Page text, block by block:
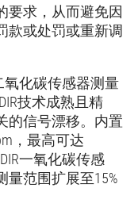
要求，从而避免因
款或处罚或重新调
氧化碳传感器测量
技术成熟且精
的信号漂移。内置
，最高可达
一氧化碳传感
范围扩展至15%